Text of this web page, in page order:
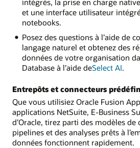
intégrés, la prise en charge
et une interface utilisateur
notebooks.
Posez des questions à l’aide de
langage naturel et obtenez des
données de votre organisation
Database à l’aide deSelect AI.
Entrepôts et connecteurs
Que vous utilisiez Oracle Fusion
applications NetSuite, E-Business
d’Oracle, tirez parti des modèles de
pipelines et des analyses prêts à
données fonctionnent rapidement.